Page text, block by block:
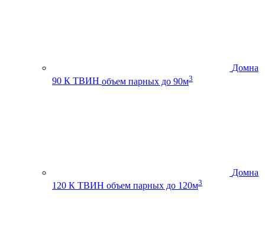
Домна
90 К ТВИН объем парных до 90м3
Домна
120 К ТВИН объем парных до 120м3